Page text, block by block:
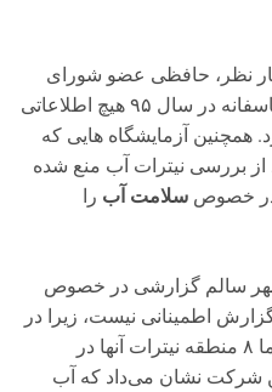
نظر، حافظی عضو شورای
شهر تهران در این باره گفت: «متاسفانه در سال ۹۵ هیچ اطلاعاتی
آزمایشگاه‌ هایی که
از بررسی نیترات آب منع شده‌
در خصوص سلامت آب را
سالم گزارشی در خصوص
اطمینانی نیست، زیرا در
سال ۹۳ که بر اساس گزارشات ما ۸ منطقه نیترات آنها در
شرکت نشان می‌داد که آب